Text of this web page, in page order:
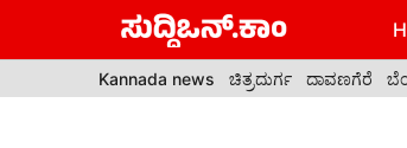
Kannada news ಚಿತ್ರದುರ್ಗ ದಾವಣಗೆರೆ